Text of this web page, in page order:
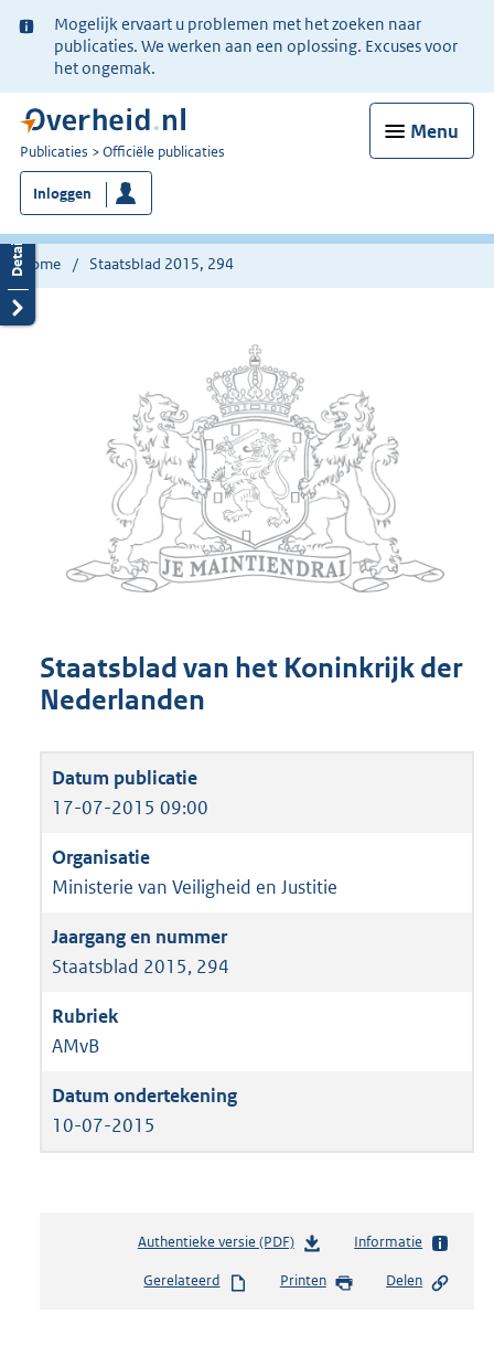
Ter
informatie:
Mogelijk ervaart u problemen met het zoeken naar
publicaties. We werken aan een oplossing. Excuses voor
het ongemak.
Menu
U
bent
nu
hier:
Publicaties Officiële publicaties
Inloggen
Home Staatsblad 2015, 294
Staatsblad van het Koninkrijk der
Nederlanden
17-07-2015 09:00
Ministerie van Veiligheid en Justitie
Staatsblad 2015, 294
AMvB
10-07-2015
Authentieke versie (PDF)b
s
Informatie
Gerelateerd Printen Delen